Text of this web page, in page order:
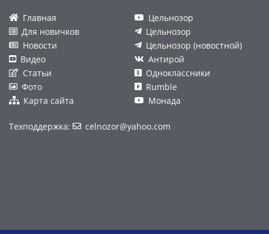
Главная
Для новичков
Новости
Видео
Статьи
Фото
Карта сайта
Цельнозор
Цельнозор
Цельнозор (новостной)
Антирой
Одноклассники
Rumble
Монада
Техподдержка: celnozor@yahoo.com